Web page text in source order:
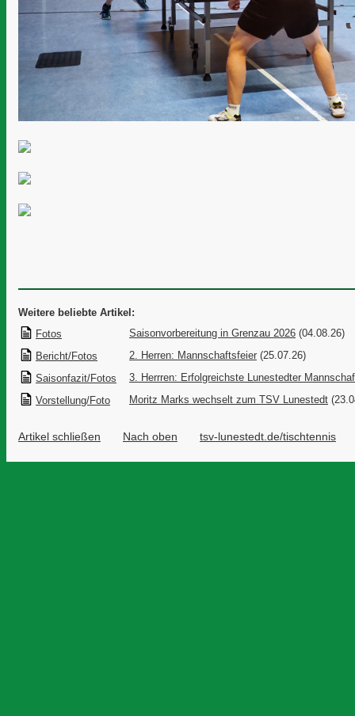
Weitere beliebte Artikel:
Fotos
Saisonvorbereitung in Grenzau 2026 (04.08.26)
Bericht/Fotos
2. Herren: Mannschaftsfeier (25.07.26)
Saisonfazit/Fotos
3. Herrren: Erfolgreichste Lunestedter
Vorstellung/Foto
Moritz Marks wechselt zum TSV Lunestedt
Artikel schließen Nach oben tsv-lunestedt.de/tischtennis